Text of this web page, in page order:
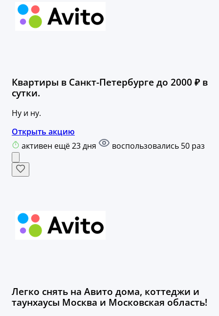
Квартиры в Санкт-Петербурге до 2000 ₽ в
сутки.
Ну и ну.
Открыть акцию
активен ещё 23 дня
воспользовались 50 раз
Легко снять на Авито дома, коттеджи и
таунхаусы Москва и Московская область!